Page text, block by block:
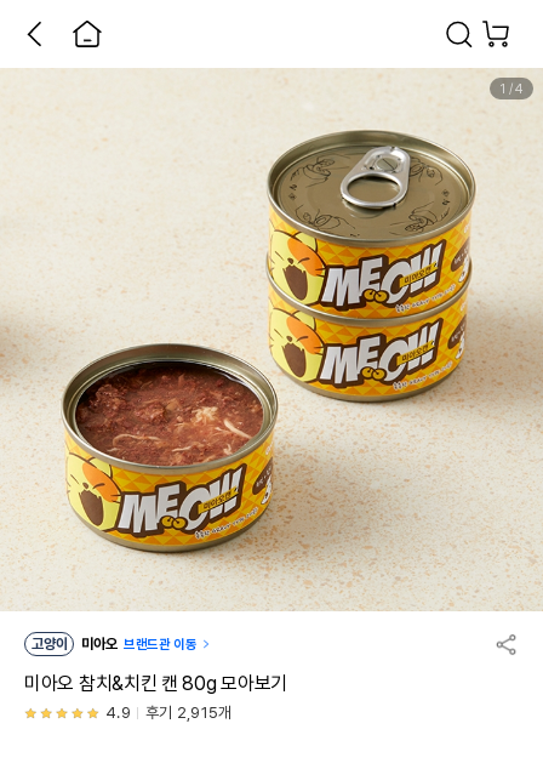
1 /4
고양이 미아오 브랜드관 이동
미아오 참치&치킨 캔 80g 모아보기
4.9 후기 2,915개